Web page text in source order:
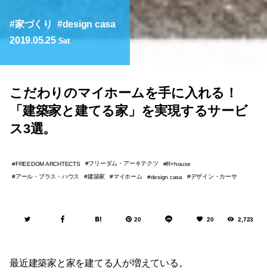
家づくり
design casa
2019.05.25 Sat
こだわりのマイホームを手に入れる！
「建築家と建てる家」を実現するサービ
ス3選。
FREEDOM ARCHTECTS フリーダム・アーキテクツ
R+house
アール・プラス・ハウス
建築家 マイホーム design casa デザイン・カーサ
20 20 2,723
最近建築家と家を建てる人が増えている。